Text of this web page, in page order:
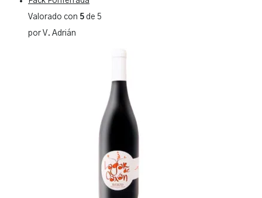
Valorado con 5 de 5
por V. Adrián